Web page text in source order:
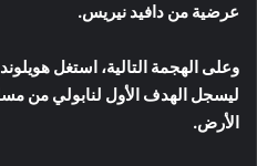
عرضية من دافيد نيريس.
وعلى الهجمة التالية، استغل
ليسجل الهدف الأول لنابولي من
الأرض.